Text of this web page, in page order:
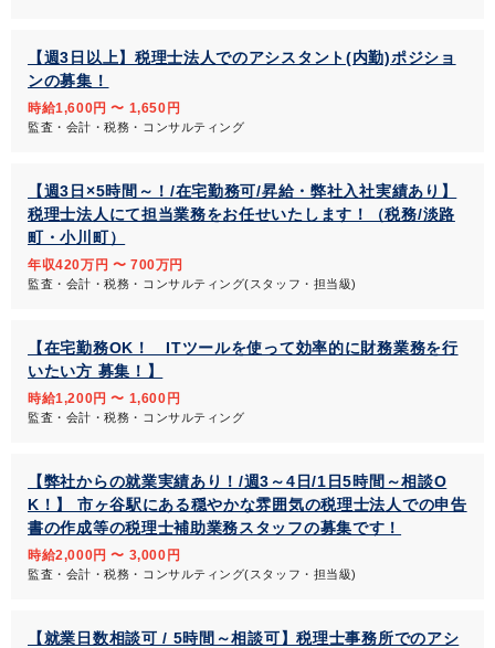
【週3日以上】税理士法人でのアシスタント(内勤)ポジショ
ンの募集！
時給1,600円 〜 1,650円
監査・会計・税務・コンサルティング
【週3日×5時間～！/在宅勤務可/昇給・弊社入社実績あり】
税理士法人にて担当業務をお任せいたします！（税務/淡路
町・小川町）
年収420万円 〜 700万円
監査・会計・税務・コンサルティング(スタッフ・担当級)
【在宅勤務OK！ ITツールを使って効率的に財務業務を行
いたい方 募集！】
時給1,200円 〜 1,600円
監査・会計・税務・コンサルティング
【弊社からの就業実績あり！/週3～4日/1日5時間～相談O
K！】 市ヶ谷駅にある穏やかな雰囲気の税理士法人での申告
書の作成等の税理士補助業務スタッフの募集です！
時給2,000円 〜 3,000円
監査・会計・税務・コンサルティング(スタッフ・担当級)
【就業日数相談可 / 5時間～相談可】税理士事務所でのアシ